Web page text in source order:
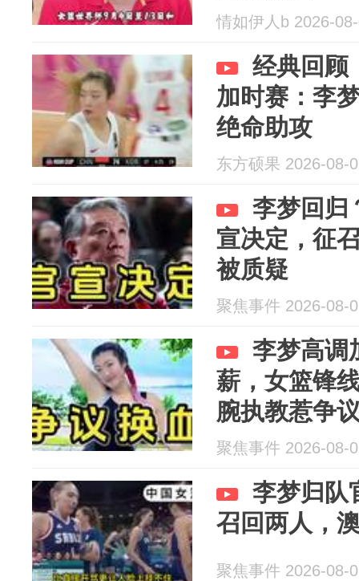
情如伊人b 2026-
经典回顾
加时赛：李
绝命助攻
东方硕果 2026-08-
李梦回归
宣决定，征
被质疑
聚焦事件 2026-08-
李梦高调
薪，女篮锋
腕执教惹争
聚焦事件 2026-08-
李梦归队
召回两人，
聚焦事件 2026-08-